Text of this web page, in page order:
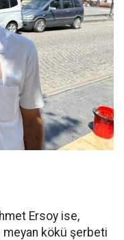
Ersoy ise,
meyan kökü şerbeti